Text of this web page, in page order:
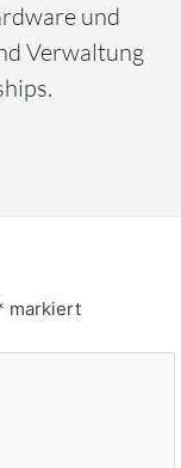
und
Verwaltung
markiert